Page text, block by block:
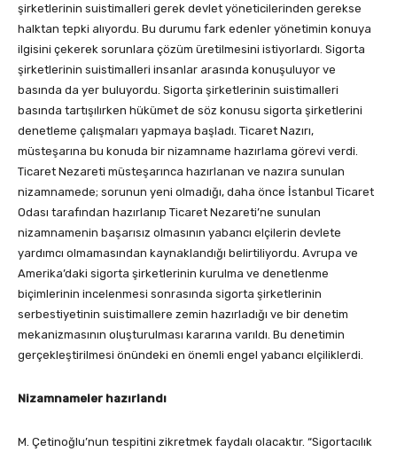
şirketlerinin suistimalleri gerek devlet yöneticilerinden gerekse
halktan tepki alıyordu. Bu durumu fark edenler yönetimin konuya
ilgisini çekerek sorunlara çözüm üretilmesini istiyorlardı. Sigorta
şirketlerinin suistimalleri insanlar arasında konuşuluyor ve
basında da yer buluyordu. Sigorta şirketlerinin suistimalleri
basında tartışılırken hükümet de söz konusu sigorta şirketlerini
denetleme çalışmaları yapmaya başladı. Ticaret Nazırı,
müsteşarına bu konuda bir nizamname hazırlama görevi verdi.
Ticaret Nezareti müsteşarınca hazırlanan ve nazıra sunulan
nizamnamede; sorunun yeni olmadığı, daha önce İstanbul Ticaret
Odası tarafından hazırlanıp Ticaret Nezareti’ne sunulan
nizamnamenin başarısız olmasının yabancı elçilerin devlete
yardımcı olmamasından kaynaklandığı belirtiliyordu. Avrupa ve
Amerika’daki sigorta şirketlerinin kurulma ve denetlenme
biçimlerinin incelenmesi sonrasında sigorta şirketlerinin
serbestiyetinin suistimallere zemin hazırladığı ve bir denetim
mekanizmasının oluşturulması kararına varıldı. Bu denetimin
gerçekleştirilmesi önündeki en önemli engel yabancı elçiliklerdi.
Nizamnameler hazırlandı
M. Çetinoğlu’nun tespitini zikretmek faydalı olacaktır. “Sigortacılık